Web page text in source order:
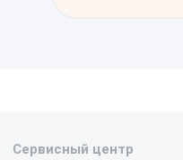
Сервисный центр